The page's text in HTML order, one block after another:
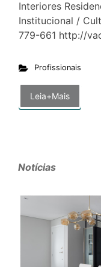
Interiores
Institucional /
779-661
Profissionais
Leia+Mais
Notícias